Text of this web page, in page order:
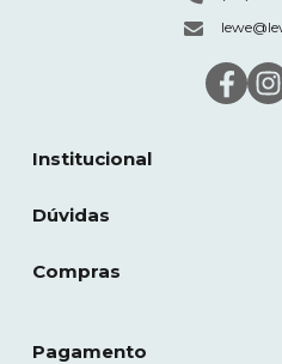
Institucional
Dúvidas
Compras
Pagamento